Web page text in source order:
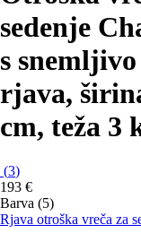
sedenje
s
rjava,
cm, teža 3
(3)
193 €
Barva (5)
Rjava otroška vreča za